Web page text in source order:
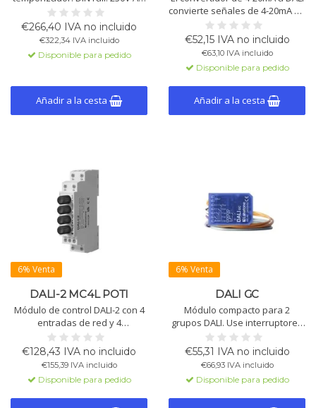
Empotrado: alimentación por
DALI. Hasta 32 acciones
programadas o manuales.
Activación por escenas o
entradas.
€266,40 IVA no incluido
€322,34 IVA incluido
Disponible para pedido
Añadir a la cesta
convierte señales de 4-20mA en
valores de atenuación DALI. El
dispositivo requiere una fuente
de alimentación externa de 24V
y proporciona una alimentación
de bus DALI para hasta 10
cargas DALI.
€52,15 IVA no incluido
€63,10 IVA incluido
Disponible para pedido
Añadir a la cesta
6% Venta
DALI-2 MC4L POTI
Módulo de control DALI-2 con 4
entradas de red y 4
potenciómetros para control
directo de iluminación.
Compatible con regulación,
escenas, DT8, macros y
secuencias. Montaje en carril
DIN.
€128,43 IVA no incluido
€155,39 IVA incluido
Disponible para pedido
6% Venta
DALI GC
Módulo compacto para 2
grupos DALI. Use interruptores
convencionales para atenuar y
conmutar. Equipado con un
interruptor giratorio para la
selección de grupo. Alimentado
a través de la línea de señal
DALI.
€55,31 IVA no incluido
€66,93 IVA incluido
Disponible para pedido